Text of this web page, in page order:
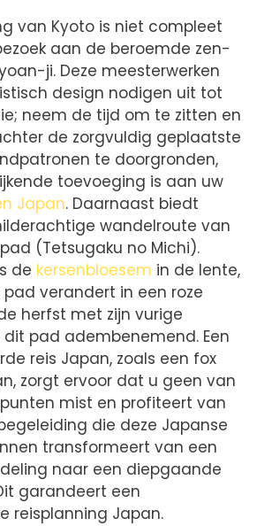
van Kyoto is niet compleet
aan de beroemde zen-
ji. Deze meesterwerken
design nodigen uit tot
neem de tijd om te zitten en
de zorgvuldig geplaatste
te doorgronden,
toevoeging is aan uw
Japan. Daarnaast biedt
wandelroute van
(Tetsugaku no Michi).
de kersenbloesem in de lente,
verandert in een roze
herfst met zijn vurige
dit pad adembenemend. Een
reis Japan, zoals een fox
zorgt ervoor dat u geen van
mist en profiteert van
die deze Japanse
transformeert van een
naar een diepgaande
garandeert een
reisplanning Japan.